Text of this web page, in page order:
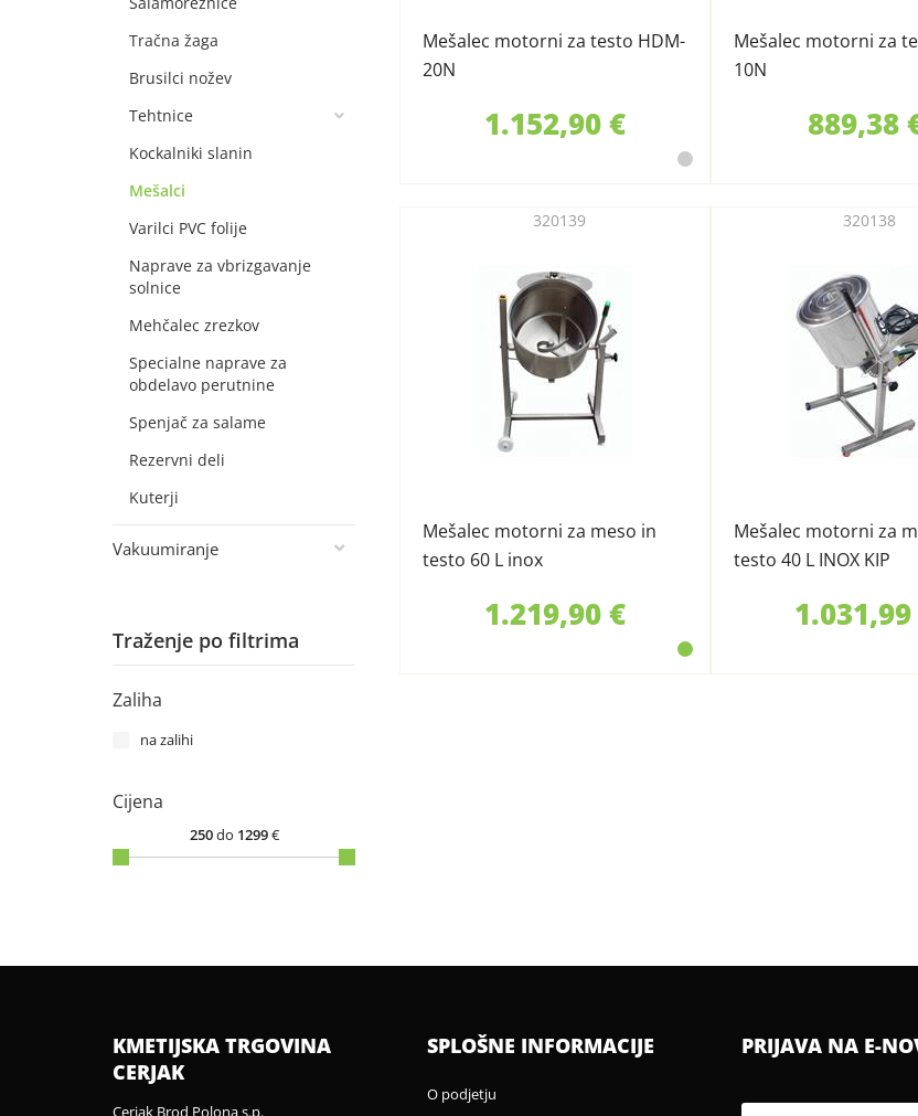
Tračna žaga
Brusilci nožev
Tehtnice
Kockalniki slanin
Mešalci
Varilci PVC folije
Naprave za vbrizgavanje
solnice
Mehčalec zrezkov
Specialne naprave za
obdelavo perutnine
Spenjač za salame
Rezervni deli
Kuterji
Vakuumiranje
Traženje po filtrima
Zaliha
na zalihi
Cijena
250do 1299€
Mešalec motorni za testo HDM-
20N
1.152,90 €
Mešalec motorni za
10N
889,38
Mešalec motorni za meso in
testo 60 L inox
320139
1.219,90 €
Mešalec motorni za
testo 40 L INOX KIP
320138
KMETIJSKA TRGOVINA
CERJAK
Cerjak Brod Polona s.p.
SPLOŠNE INFORMACIJE
O podjetju
PRIJAVA NA E-